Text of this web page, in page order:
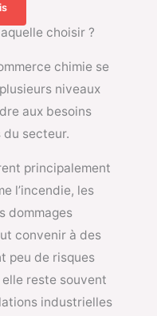
choisir ?
chimie se
niveaux
aux besoins
secteur.
principalement
l’incendie, les
dommages
convenir à des
peu de risques
reste souvent
industrielles